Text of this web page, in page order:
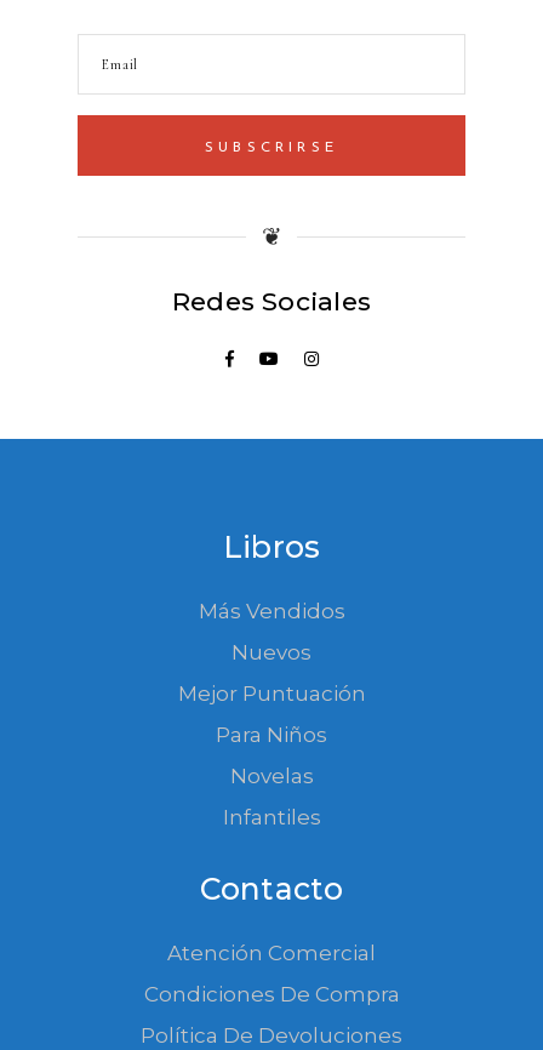
SUBSCRIRSE
❦
Redes Sociales
Libros
Más Vendidos
Nuevos
Mejor Puntuación
Para Niños
Novelas
Infantiles
Contacto
Atención Comercial
Condiciones De Compra
Política De Devoluciones